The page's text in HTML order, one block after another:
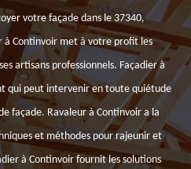
votre façade dans le 37340,
à Continvoir met à votre profit les
artisans professionnels. Façadier à
qui peut intervenir en toute quiétude
façade. Ravaleur à Continvoir a la
et méthodes pour rajeunir et
à Continvoir fournit les solutions